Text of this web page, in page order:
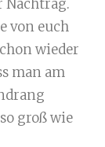
Nachtrag.
von euch
wieder
man am
groß wie